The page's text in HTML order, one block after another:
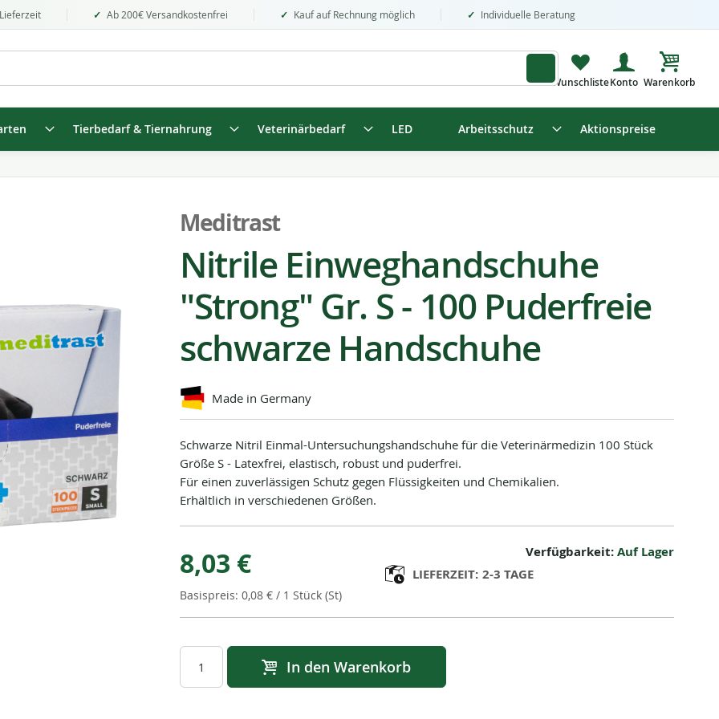
Ab 200€ Versandkostenfrei Kauf auf Rechnung möglich Individuelle Beratung
Mein
Tierbedarf & Tiernahrung Veterinärbedarf LED Arbeitsschutz Aktionspreise
Meditrast
Nitrile Einweghandschuhe
"Strong" Gr. S - 100 Puderfreie
schwarze Handschuhe
Made in Germany
Schwarze Nitril Einmal-Untersuchungshandschuhe für die Veterinärmedizin 100 Stück
Größe S - Latexfrei, elastisch, robust und puderfrei.
Für einen zuverlässigen Schutz gegen Flüssigkeiten und Chemikalien.
Erhältlich in verschiedenen Größen.
8,03 €
0,08 € / 1 Stück (St)
Verfügbarkeit:Auf Lager
LIEFERZEIT: 2-3 TAGE
In den Warenkorb